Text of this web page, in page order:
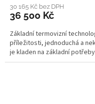
30 165 Kč bez DPH
36 500 Kč
Základní termovizní
příležitosti, jednoduchá a
je kladen na základní